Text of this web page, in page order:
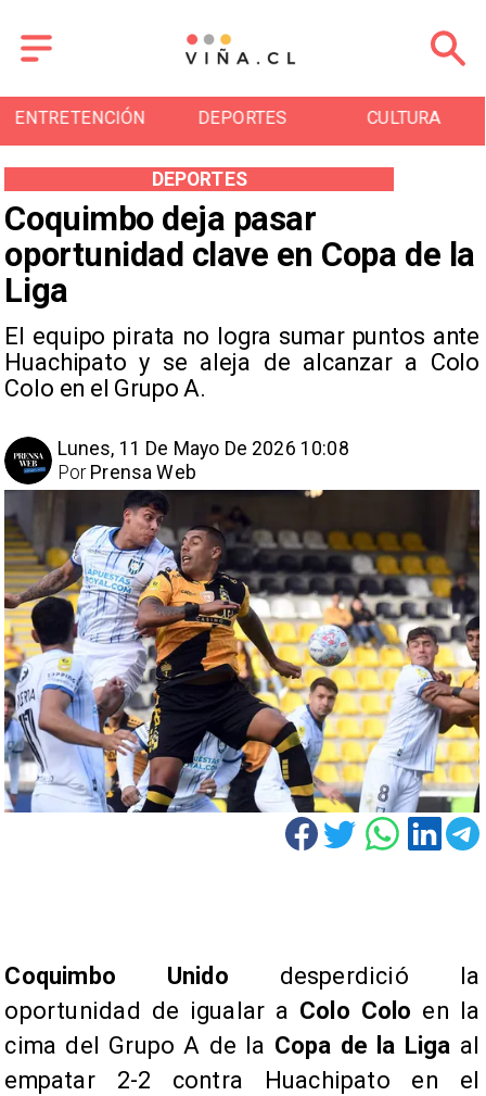
ENTRETENCIÓN DEPORTES CULTURA
Coquimbo deja pasar
oportunidad clave en Copa de la
Liga
El equipo pirata no logra sumar puntos ante
Huachipato y se aleja de alcanzar a Colo
Colo en el Grupo A.
DEPORTES
Lunes, 11 De Mayo De 2026 10:08
Prensa Web
Por
Coquimbo Unido desperdició la
oportunidad de igualar a Colo Colo en la
cima del Grupo A de la Copa de la Liga al
empatar 2-2 contra Huachipato en el